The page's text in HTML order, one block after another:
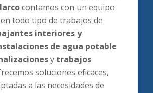
contamos con un equipo
todo tipo de trabajos de
interiores y
de agua potable
y trabajos
soluciones eficaces,
a las necesidades de